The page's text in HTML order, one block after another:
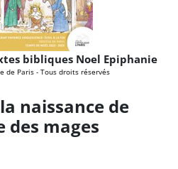
bibliques Noel Epiphanie
de Paris - Tous droits réservés
naissance de
des mages